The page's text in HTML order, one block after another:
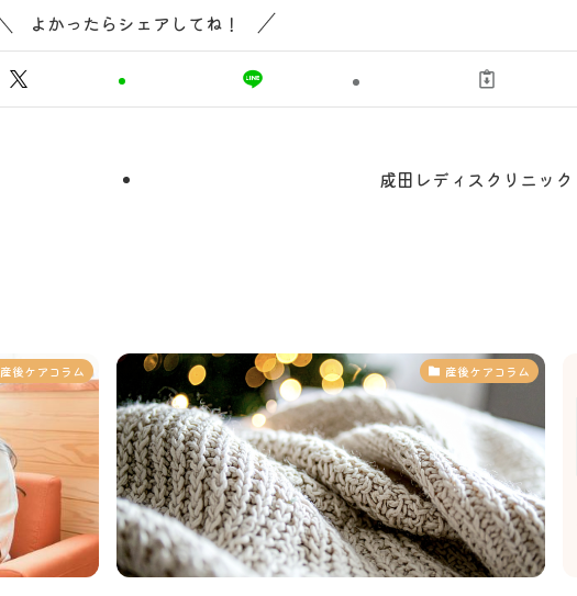
よかったらシェアしてね！
成田レディスクリニック
産後ケアコラム 産後ケアコラム